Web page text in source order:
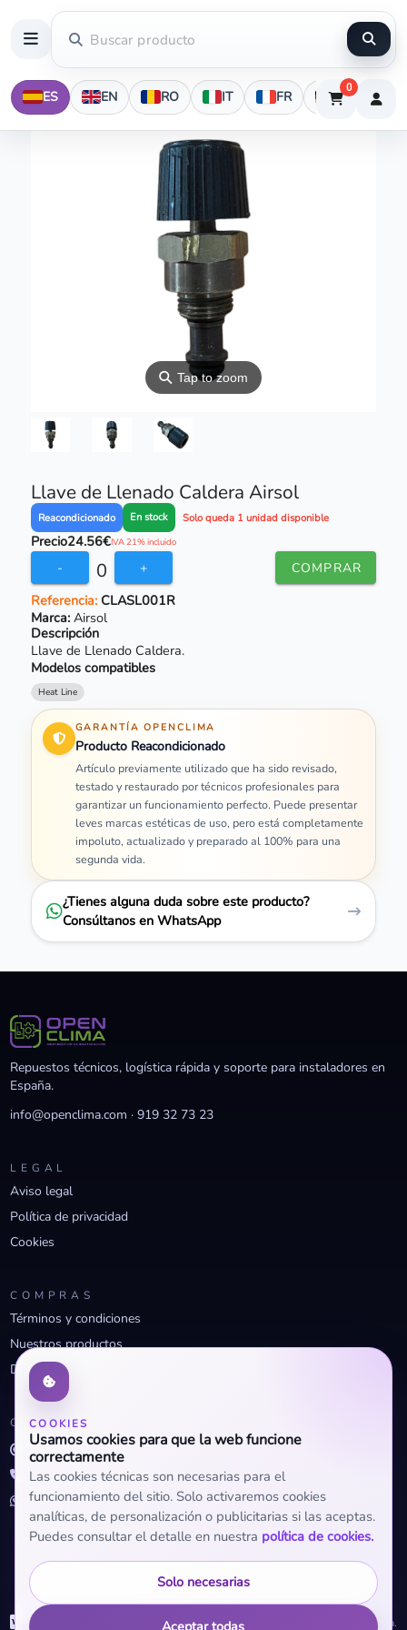
ES EN RO IT FR DE
0
⚲Tap to zoom
Llave de Llenado Caldera Airsol
Reacondicionado En stock Solo queda 1 unidad disponible
Precio24.56€IVA 21% incluido
- 0 + COMPRAR
Referencia:CLASL001R
Marca: Airsol
Descripción
Llave de Llenado Caldera.
Modelos compatibles
Heat Line
GARANTÍA OPENCLIMA
Producto Reacondicionado
Artículo previamente utilizado que ha sido revisado,
testado y restaurado por técnicos profesionales para
garantizar un funcionamiento perfecto. Puede presentar
leves marcas estéticas de uso, pero está completamente
impoluto, actualizado y preparado al 100% para una
segunda vida.
¿Tienes alguna duda sobre este producto?
Consúltanos en WhatsApp
COOKIES
Usamos cookies para que la web funcione
correctamente
Las cookies técnicas son necesarias para el
funcionamiento del sitio. Solo activaremos cookies
analíticas, de personalización o publicitarias si las aceptas.
Puedes consultar el detalle en nuestra política de cookies.
Solo necesarias
Repuestos técnicos, logística rápida y soporte para instaladores en
España.
info@openclima.com ·919 32 73 23
LEGAL
Aviso legal
Política de privacidad
Cookies
COMPRAS
Términos y condiciones
Nuestros productos
Descuentos profesionales
CONTACTO
info@openclima.com
919 32 73 23
+34 623 56 04 93 (WhatsApp)
© 2026 OpenClima.